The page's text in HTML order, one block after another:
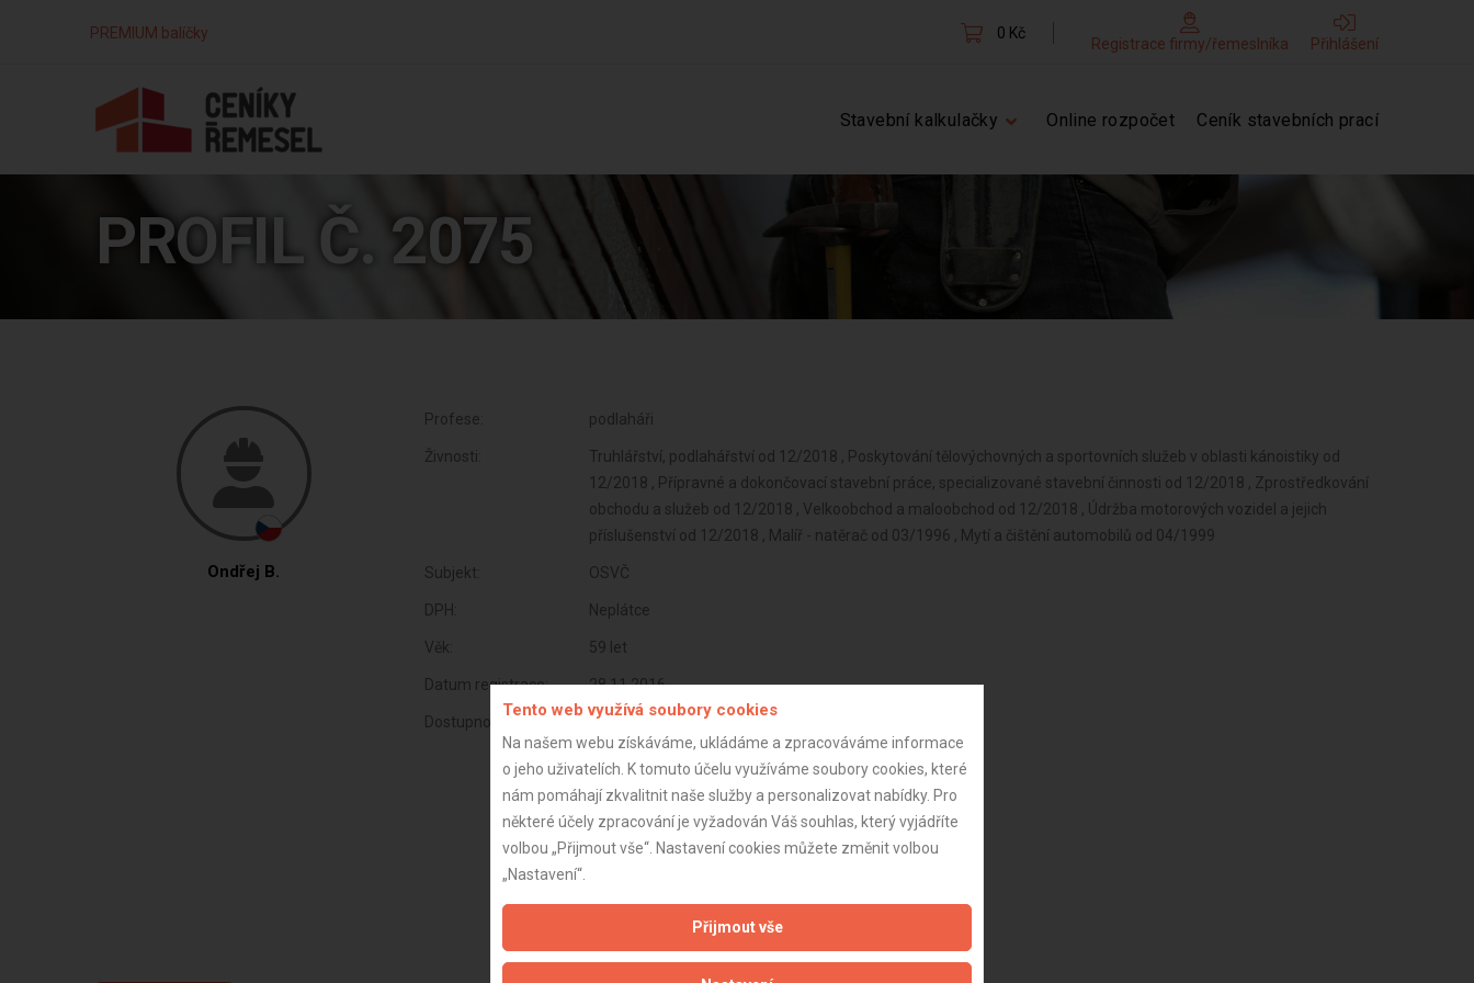
PREMIUM balíčky 0 Kč
Registrace firmy/řemeslníka Přihlášení
Stavební kalkulačky Online rozpočet Ceník stavebních prací
PROFIL Č. 2075
Ondřej B.
Profese: podlaháři
Živnosti:
Truhlářství, podlahářství od 12/2018 , Poskytování tělovýchovných a sportovních služeb v oblasti kánoistiky od
12/2018 , Přípravné a dokončovací stavební práce, specializované stavební činnosti od 12/2018 , Zprostředkování
obchodu a služeb od 12/2018 , Velkoobchod a maloobchod od 12/2018 , Údržba motorových vozidel a jejich
příslušenství od 12/2018 , Malíř - natěrač od 03/1996 , Mytí a čištění automobilů od 04/1999
Subjekt: OSVČ
DPH: Neplátce
Věk: 59 let
Datum registrace: 28.11.2016
Dostupnost:
Tento web využívá soubory cookies
Na našem webu získáváme, ukládáme a zpracováváme informace
o jeho uživatelích. K tomuto účelu využíváme soubory cookies, které
nám pomáhají zkvalitnit naše služby a personalizovat nabídky. Pro
některé účely zpracování je vyžadován Váš souhlas, který vyjádříte
volbou „Přijmout vše“. Nastavení cookies můžete změnit volbou
„Nastavení“.
Přijmout vše